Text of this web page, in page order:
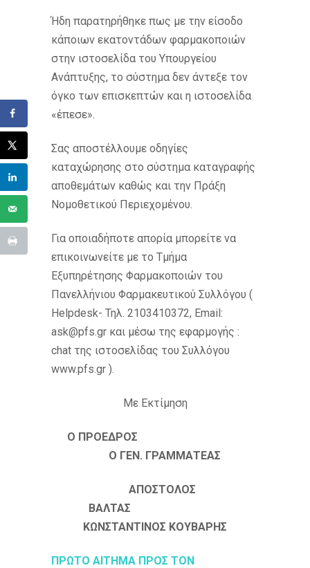
Ήδη παρατηρήθηκε πως με την είσοδο
κάποιων εκατοντάδων φαρμακοποιών
στην ιστοσελίδα του Υπουργείου
Ανάπτυξης, το σύστημα δεν άντεξε τον
όγκο των επισκεπτών και η ιστοσελίδα
«έπεσε».
Σας αποστέλλουμε οδηγίες
καταχώρησης στο σύστημα καταγραφής
αποθεμάτων καθώς και την Πράξη
Νομοθετικού Περιεχομένου.
Για οποιαδήποτε απορία μπορείτε να
επικοινωνείτε με το Τμήμα
Εξυπηρέτησης Φαρμακοποιών του
Πανελλήνιου Φαρμακευτικού Συλλόγου (
Helpdesk- Τηλ. 2103410372, Email:
ask@pfs.gr και μέσω της εφαρμογής :
chat της ιστοσελίδας του Συλλόγου
www.pfs.gr ).
Με Εκτίμηση
Ο ΠΡΟΕΔΡΟΣ
Ο ΓΕΝ. ΓΡΑΜΜΑΤΕΑΣ
ΑΠΟΣΤΟΛΟΣ
ΒΑΛΤΑΣ
ΚΩΝΣΤΑΝΤΙΝΟΣ ΚΟΥΒΑΡΗΣ
ΠΡΩΤΟ ΑΙΤΗΜΑ ΠΡΟΣ ΤΟΝ